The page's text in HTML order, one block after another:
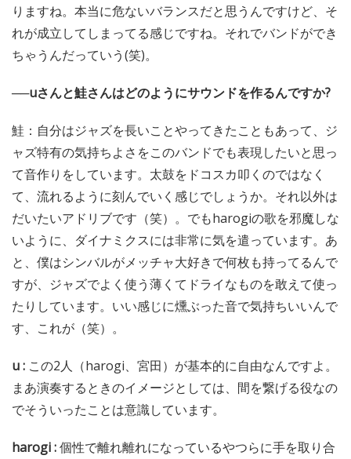
りますね。本当に危ないバランスだと思うんですけど、そ
れが成立してしまってる感じですね。それでバンドができ
ちゃうんだっていう(笑)。
──uさんと鮭さんはどのようにサウンドを作るんですか?
鮭：自分はジャズを長いことやってきたこともあって、ジ
ャズ特有の気持ちよさをこのバンドでも表現したいと思っ
て音作りをしています。太鼓をドコスカ叩くのではなく
て、流れるように刻んでいく感じでしょうか。それ以外は
だいたいアドリブです（笑）。でもharogiの歌を邪魔しな
いように、ダイナミクスには非常に気を遣っています。あ
と、僕はシンバルがメッチャ大好きで何枚も持ってるんで
すが、ジャズでよく使う薄くてドライなものを敢えて使っ
たりしています。いい感じに燻ぶった音で気持ちいいんで
す、これが（笑）。
u : この2人（harogi、宮田）が基本的に自由なんですよ。
まあ演奏するときのイメージとしては、間を繋げる役なの
でそういったことは意識しています。
harogi :個性で離れ離れになっているやつらに手を取り合